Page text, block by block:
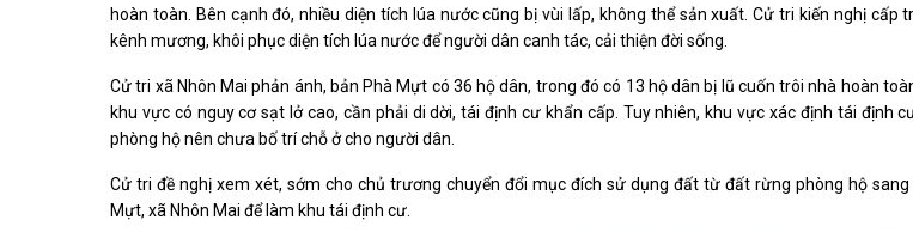
hoàn toàn. Bên cạnh đó, nhiều diện tích lúa nước cũng bị vùi lấp, không thể sản xuất. Cử tri kiến nghị
kênh mương, khôi phục diện tích lúa nước để người dân canh tác, cải thiện đời sống.
Cử tri xã Nhôn Mai phản ánh, bản Phà Mựt có 36 hộ dân, trong đó có 13 hộ dân bị lũ cuốn trôi nhà hoàn
khu vực có nguy cơ sạt lở cao, cần phải di dời, tái định cư khẩn cấp. Tuy nhiên, khu vực xác định tái định
phòng hộ nên chưa bố trí chỗ ở cho người dân.
Cử tri đề nghị xem xét, sớm cho chủ trương chuyển đổi mục đích sử dụng đất từ đất rừng phòng hộ
Mựt, xã Nhôn Mai để làm khu tái định cư.